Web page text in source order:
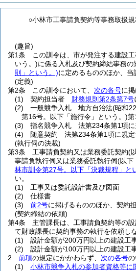
○小林市工事請負契約等事務取扱規
(趣旨)
第1条
この訓令は、市が発注する建設
いう。)に係る入札及び契約締結事務
則」という。)に定めるもののほか、当
(定義)
第2条
この訓令において、 次の各号に
(1)
契約担当者 財務規則第2条第7号
(2)
一般競争入札 地方自治法(昭和
第16号。以下「施行令」という。)第
(3)
指名競争入札 法第234条第1項に
(4)
随意契約 法第234条第1項に規定
(執行伺の決裁)
第3条
工事請負契約又は業務委託契約(
事請負執行伺又は業務委託執行伺(以下
林市訓令第27号。以下「決裁規程」と
い。
(1)
工事又は委託設計書及び図面
(2)
仕様書
(3)
前2号に掲げるもののほか、契約
(契約締結の依頼)
第4条
主管課長は、工事請負契約等の
て財政課長に契約事務の執行を依頼し
(1)
設計金額が200万円以上の建設工
(2)
設計金額が100万円以上の建設工
2
前項の規定にかかわらず、 次の各号
(1)
小林市競争入札の参加者資格等に